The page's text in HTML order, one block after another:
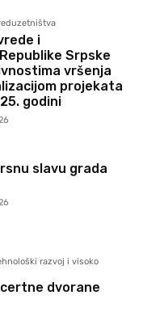
i
Srpske
vršenja
projekata
godini
slavu grada
razvoj i visoko
dvorane